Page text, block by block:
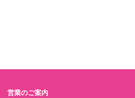
営業のご案内